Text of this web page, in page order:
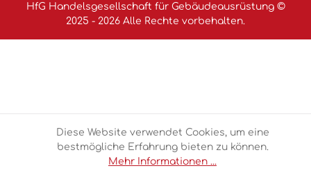
HfG Handelsgesellschaft für Gebäudeausrüstung ©
2025 - 2026 Alle Rechte vorbehalten.
Diese Website verwendet Cookies, um eine
bestmögliche Erfahrung bieten zu können.
Mehr Informationen ...